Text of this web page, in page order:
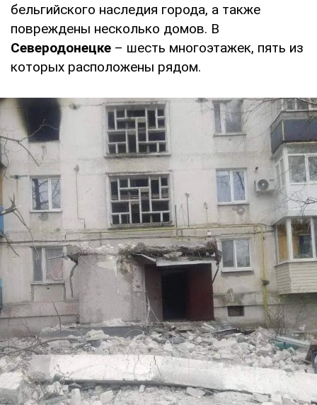
бельгийского наследия города, а также
повреждены несколько домов. В
Северодонецке – шесть многоэтажек, пять из
которых расположены рядом.